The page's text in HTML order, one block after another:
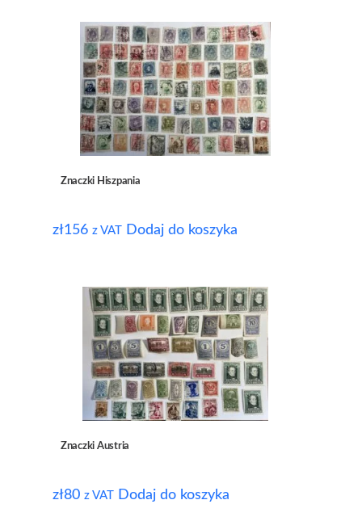
Znaczki Hiszpania
zł156 z VAT Dodaj do koszyka
Znaczki Austria
zł80 z VAT Dodaj do koszyka